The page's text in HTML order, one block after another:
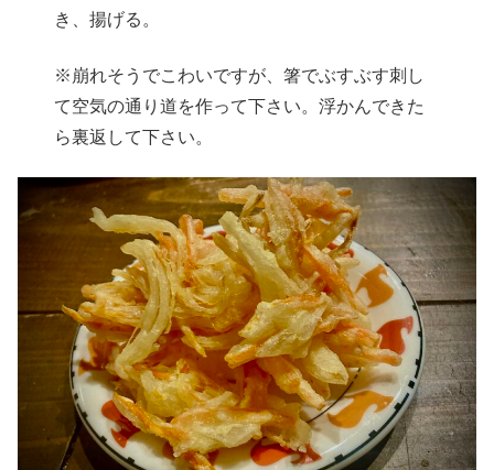
き、揚げる。
※崩れそうでこわいですが、箸でぶすぶす刺し
て空気の通り道を作って下さい。浮かんできた
ら裏返して下さい。